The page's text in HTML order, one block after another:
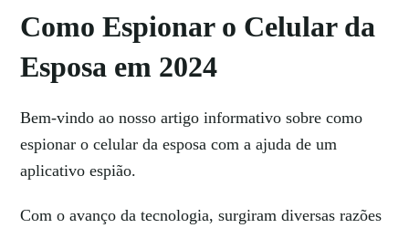
Como Espionar o Celular da
Esposa em 2024
Bem-vindo ao nosso artigo informativo sobre como
espionar o celular da esposa com a ajuda de um
aplicativo espião.
Com o avanço da tecnologia, surgiram diversas razões